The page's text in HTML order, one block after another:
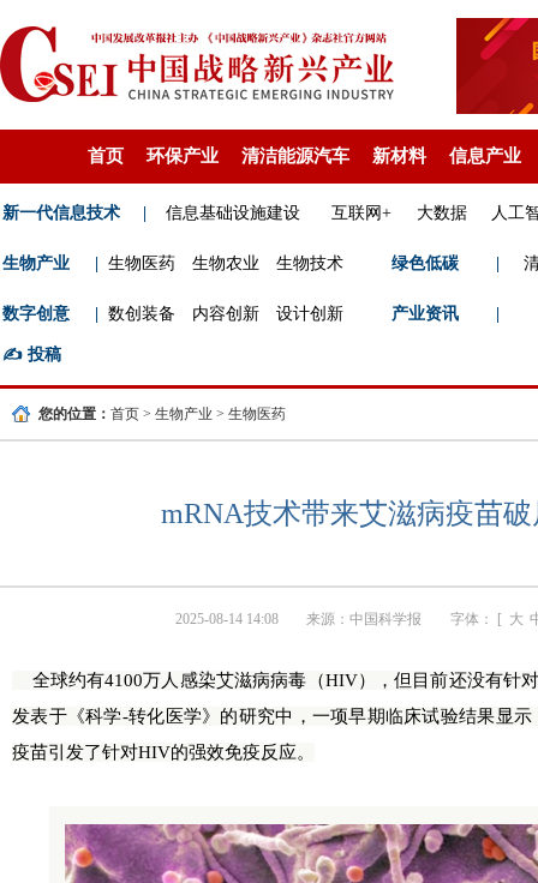
首页 环保产业 清洁能源汽车 新材料 信息产业
新一代信息技术 信息基础设施建设 互联网+ 大数据 人工
生物产业 生物医药 生物农业 生物技术 绿色低碳
数字创意 数创装备 内容创新 设计创新 产业资讯
✍️ 投稿
您的位置： 首页 > 生物产业 > 生物医药
mRNA技术带来艾滋病疫苗
2025-08-14 14:08 来源： 中国科学报 字体： [ 大
全球约有4100万人感染艾滋病病毒（HIV），但目前还没有针
发表于《科学-转化医学》的研究中，一项早期临床试验结果显
疫苗引发了针对HIV的强效免疫反应。